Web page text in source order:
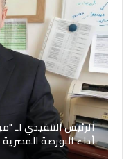
الرئيس التنفيذي لـ
أداء البورصة المصرية